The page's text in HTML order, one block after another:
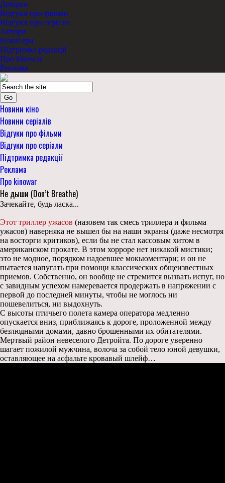
Добірки
Відгуки про фільми
Відгуки про серіали
Актори
Режисери
Підтримка редакції
Про kinowar
Реклама
Go
Новини кіно
Новини серіалів
Відгуки про фільми
Відгуки про серіали
Підтримка редакції
Реклама
Про kinowar
Не дыши (Don’t Breathe)
Зачекайте, будь ласка...
Этот триллер ужасов (назовем так смесь триллера и фильма
ужасов) наверняка не вышел бы на наши экраны (даже несмотря
на восторги критиков), если бы не стал кассовым хитом в
американском прокате. В этом хорроре нет никакой мистики;
это не модное, порядком надоевшее мокьюментари; и он не
пытается напугать при помощи классических общеизвестных
приемов. Собственно, он вообще не стремится вызвать испуг, но
с завидным успехом намеревается продержать в напряжении с
первой до последней минуты, чтобы не моглось ни
пошевелиться, ни выдохнуть.
С высоты птичьего полета камера оператора медленно
опускается вниз, приближаясь к дороге, проложенной между
безлюдными домами, давно брошенными их обитателями.
Мертвый район невеселого Детройта. По дороге уверенно
шагает пожилой мужчина, волоча за собой тело юной девушки,
оставляющее на асфальте кровавый шлейф…